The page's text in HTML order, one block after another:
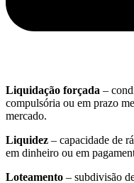
Liquidação forçada –
compulsória ou em prazo
mercado.
Liquidez – capacidade de
em dinheiro ou em
Loteamento – subdivisão